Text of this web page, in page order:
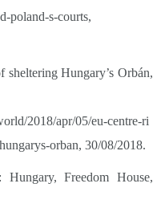
poland-s-courts,
Hungary’s Orbán,
2018/apr/05/eu-centre-ri
orban, 30/08/2018.
Freedom House,